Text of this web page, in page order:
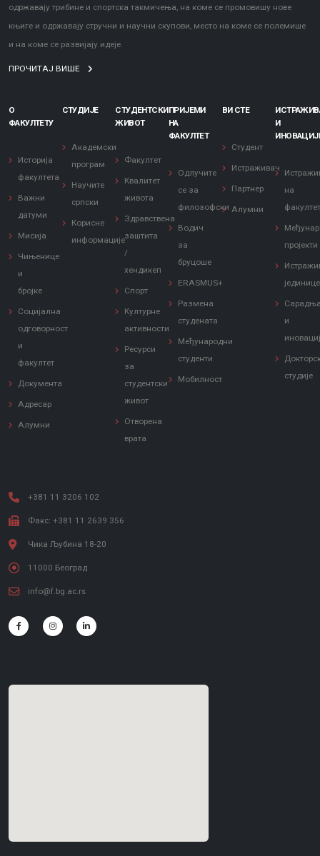
одржавају трибине и спортска такмичења, на коме се промовишу нове
књиге и одржавају стручни и научни скупови, место на коме се полемише
и на коме се развијају идеје.
ПРОЧИТАЈ ВИШЕ
О
ФАКУЛТЕТУ
Историја
факултета
Важни
датуми
Мисија
Чињенице
и
бројке
Социјална
одговорност
и
факултет
Документа
Адресар
Алумни
СТУДИЈЕ
Академски
програм
Научите
српски
Корисне
информације
СТУДЕНТСКИ
ЖИВОТ
Факултет
Квалитет
живота
Здравствена
заштита
/
хендикеп
Спорт
Културне
активности
Ресурси
за
студентски
живот
Отворена
врата
ПРИЈЕМИ
НА
ФАКУЛТЕТ
Одлучите
се за
филозофски
Водич
за
бруцоше
ERASMUS+
Размена
студената
Међународни
студенти
Мобилност
ВИ СТЕ
Студент
Истраживач
Партнер
Алумни
И
на
пројекти
јединице
и
студије
+381 11 3206 102
Факс: +381 11 2639 356
Чика Љубина 18-20
11000 Београд
info@f.bg.ac.rs